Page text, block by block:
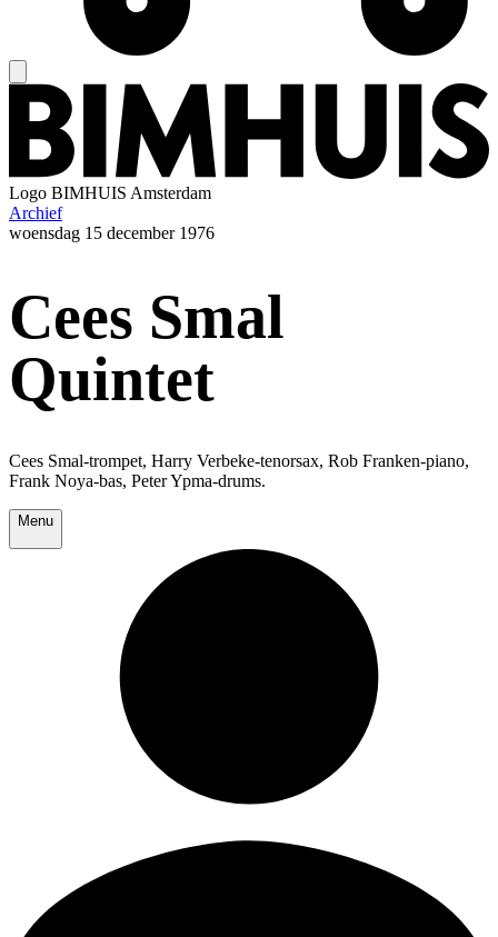
Logo BIMHUIS Amsterdam
Archief
woensdag 15 december 1976
Cees Smal
Quintet
Cees Smal-trompet, Harry Verbeke-tenorsax, Rob Franken-piano,
Frank Noya-bas, Peter Ypma-drums.
Menu